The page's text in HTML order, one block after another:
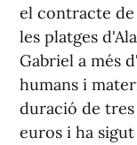
el contracte de
les platges
Gabriel a més
humans i
duració de tres
euros i ha